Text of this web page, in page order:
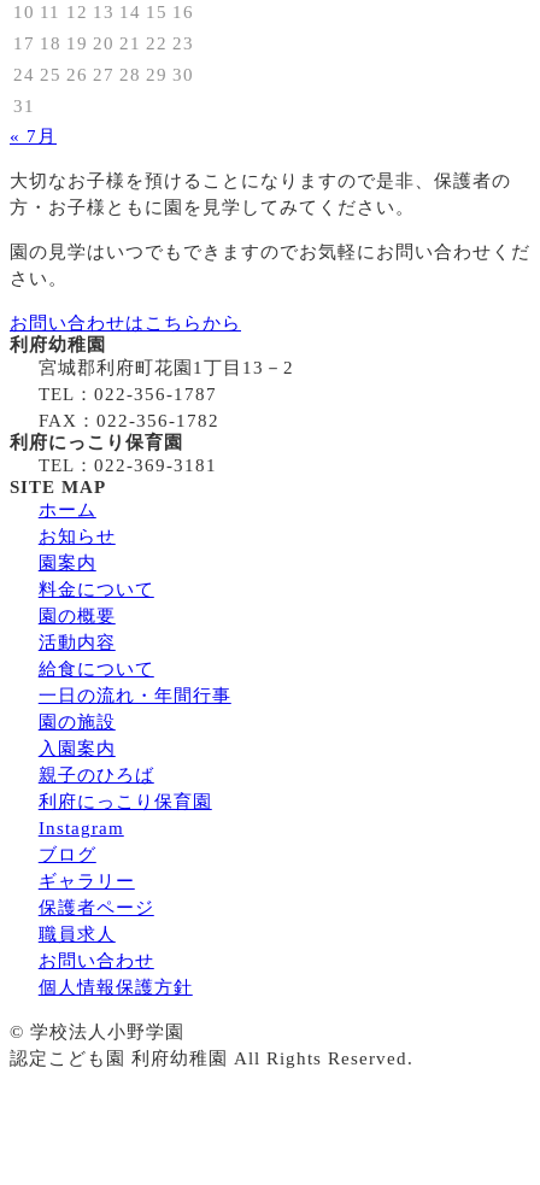
10 11 12 13 14 15 16
17 18 19 20 21 22 23
24 25 26 27 28 29 30
31
« 7月
大切なお子様を預けることになりますので是非、保護者の
方・お子様ともに園を見学してみてください。
園の見学はいつでもできますのでお気軽にお問い合わせくだ
さい。
お問い合わせはこちらから
利府幼稚園
宮城郡利府町花園1丁目13－2
TEL：022-356-1787
FAX：022-356-1782
利府にっこり保育園
TEL：022-369-3181
SITE MAP
ホーム
お知らせ
園案内
料金について
園の概要
活動内容
給食について
一日の流れ・年間行事
園の施設
入園案内
親子のひろば
利府にっこり保育園
Instagram
ブログ
ギャラリー
保護者ページ
職員求人
お問い合わせ
個人情報保護方針
© 学校法人小野学園
認定こども園 利府幼稚園 All Rights Reserved.